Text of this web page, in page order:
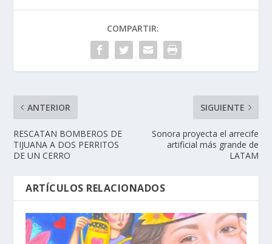
COMPARTIR:
ANTERIOR
RESCATAN BOMBEROS DE
TIJUANA A DOS PERRITOS
DE UN CERRO
SIGUIENTE
Sonora proyecta el arrecife
artificial más grande de
LATAM
ARTÍCULOS RELACIONADOS